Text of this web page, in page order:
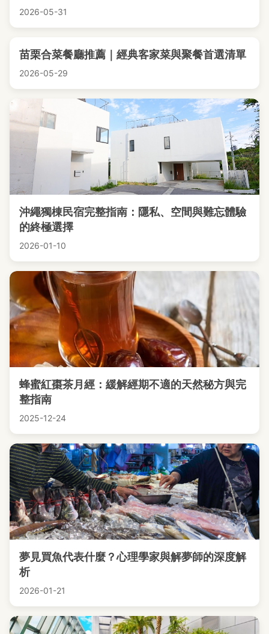
2026-05-31
苗栗合菜餐廳推薦｜經典客家菜與聚餐首選清單
2026-05-29
沖繩獨棟民宿完整指南：隱私、空間與難忘體驗
的終極選擇
2026-01-10
蜂蜜紅棗茶月經：緩解經期不適的天然秘方與完
整指南
2025-12-24
夢見買魚代表什麼？心理學家與解夢師的深度解
析
2026-01-21